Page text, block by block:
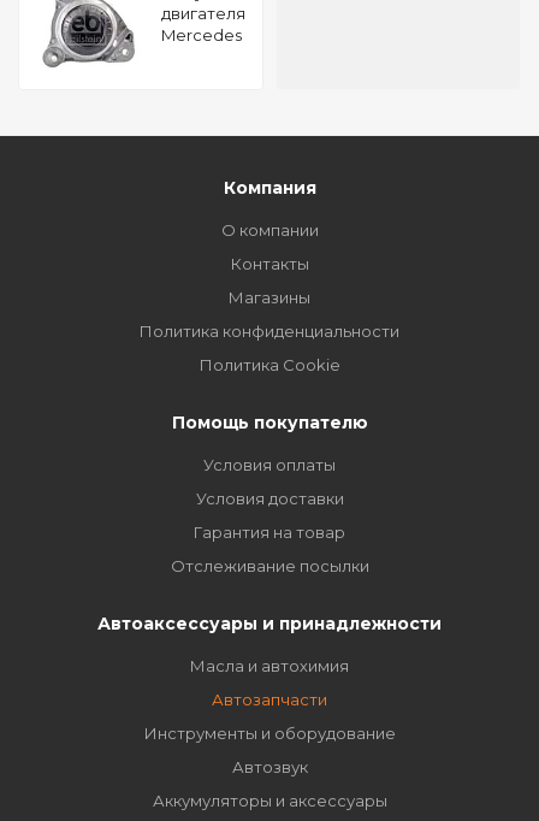
двигателя
Mercedes
Компания
О компании
Контакты
Магазины
Политика конфиденциальности
Политика Cookie
Помощь покупателю
Условия оплаты
Условия доставки
Гарантия на товар
Отслеживание посылки
Автоаксессуары и принадлежности
Масла и автохимия
Автозапчасти
Инструменты и оборудование
Автозвук
Аккумуляторы и аксессуары